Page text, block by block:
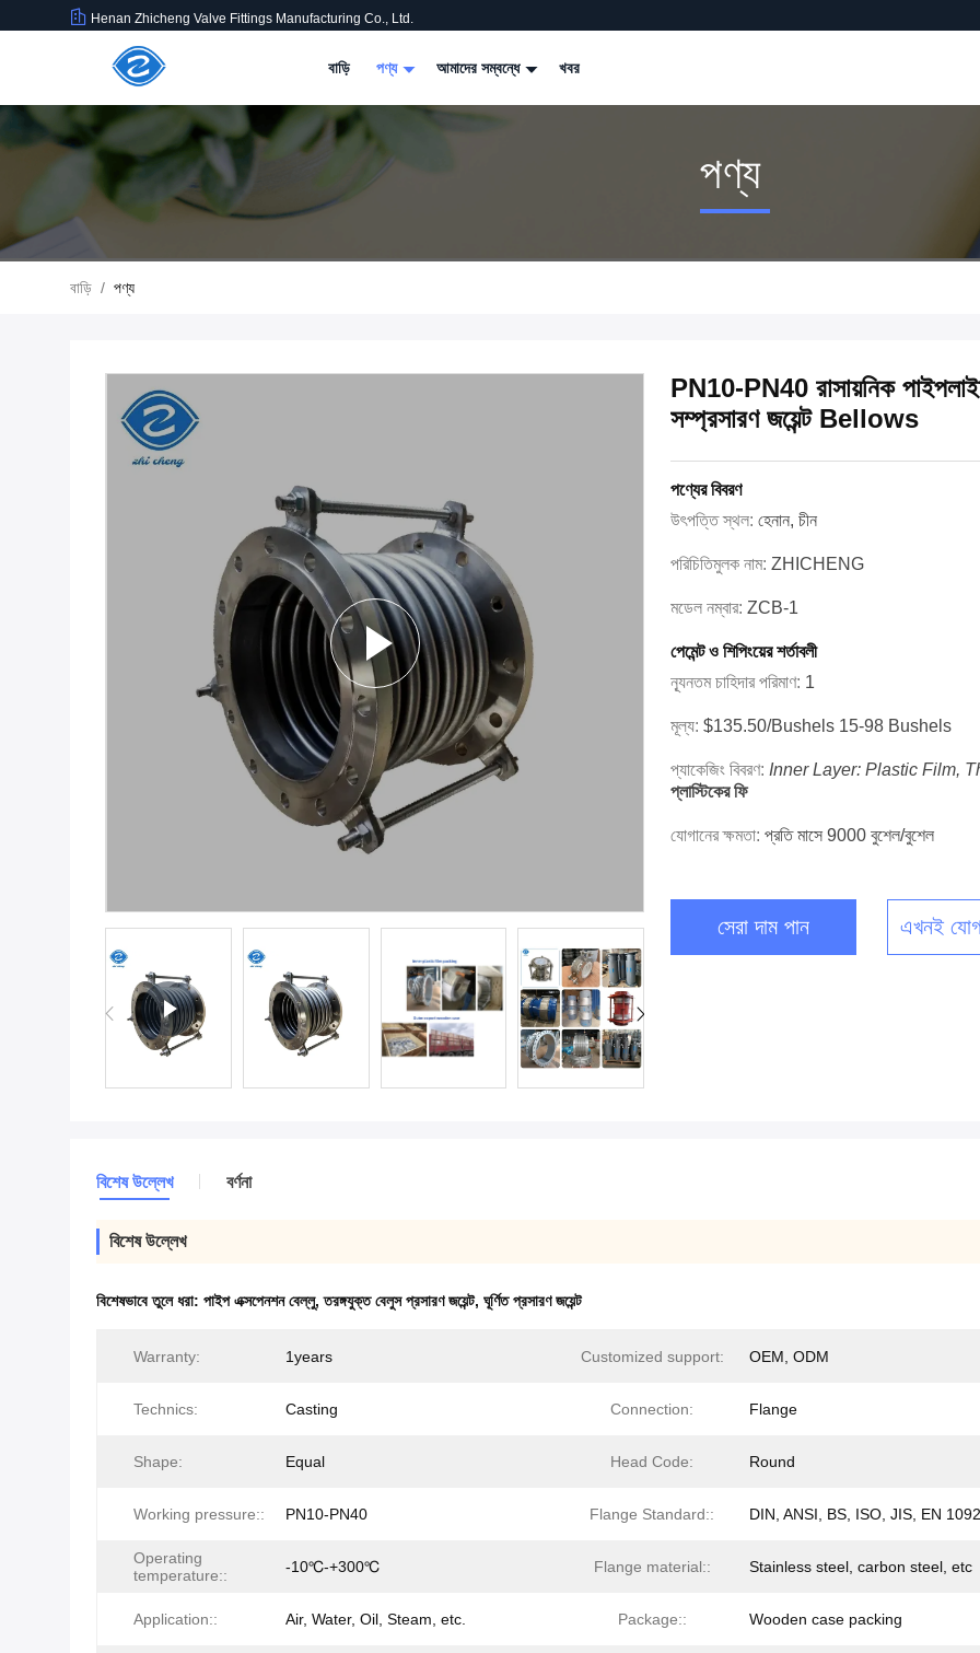
Henan Zhicheng Valve Fittings Manufacturing Co., Ltd.
বাড়ি পণ্য আমাদের সম্বন্ধে খবর
পণ্য
বাড়ি / পণ্য
PN10-PN40 রাসায়নিক
সম্প্রসারণ জয়েন্ট Bellows
পণ্যের বিবরণ
উৎপত্তি স্থল: হেনান, চীন
পরিচিতিমুলক নাম: ZHICHENG
মডেল নম্বার: ZCB-1
পেমেন্ট ও শিপিংয়ের শর্তাবলী
ন্যূনতম চাহিদার পরিমাণ: 1
মূল্য: $135.50/bushels 15-98 Bushels
প্যাকেজিং বিবরণ: Inner Layer: Plastic Film,
প্লাস্টিকের ফি
যোগানের ক্ষমতা: প্রতি মাসে 9000 বুশেল/বুশেল
সেরা দাম পান এখনই
বিশেষ উল্লেখ বর্ণনা
বিশেষ উল্লেখ
বিশেষভাবে তুলে ধরা: পাইপ এক্সপেনশন বেল্লু,তরঙ্গযুক্ত বেলুস প্রসারণ জয়েন্ট, ঘূর্ণিত প্রসারণ জয়েন্ট
Warranty: 1years Customized support: OEM, ODM
Technics: Casting Connection: Flange
Shape: Equal Head Code: Round
Working pressure:: PN10-PN40 Flange Standard:: DIN, ANSI, BS, ISO, JIS, EN 1092
Operating
temperature::
-10℃-+300℃ Flange material:: Stainless steel, carbon steel, etc
Application:: Air, Water, Oil, Steam, etc. Package:: Wooden case packing